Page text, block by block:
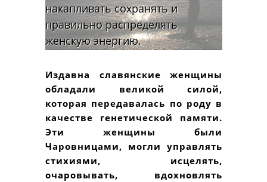
накапливать сохранять и
правильно распределять
женскую энергию.
Издавна славянские женщины
обладали великой силой,
которая передавалась по роду в
качестве генетической памяти.
Эти женщины были
Чаровницами, могли управлять
стихиями, исцелять,
очаровывать, вдохновлять